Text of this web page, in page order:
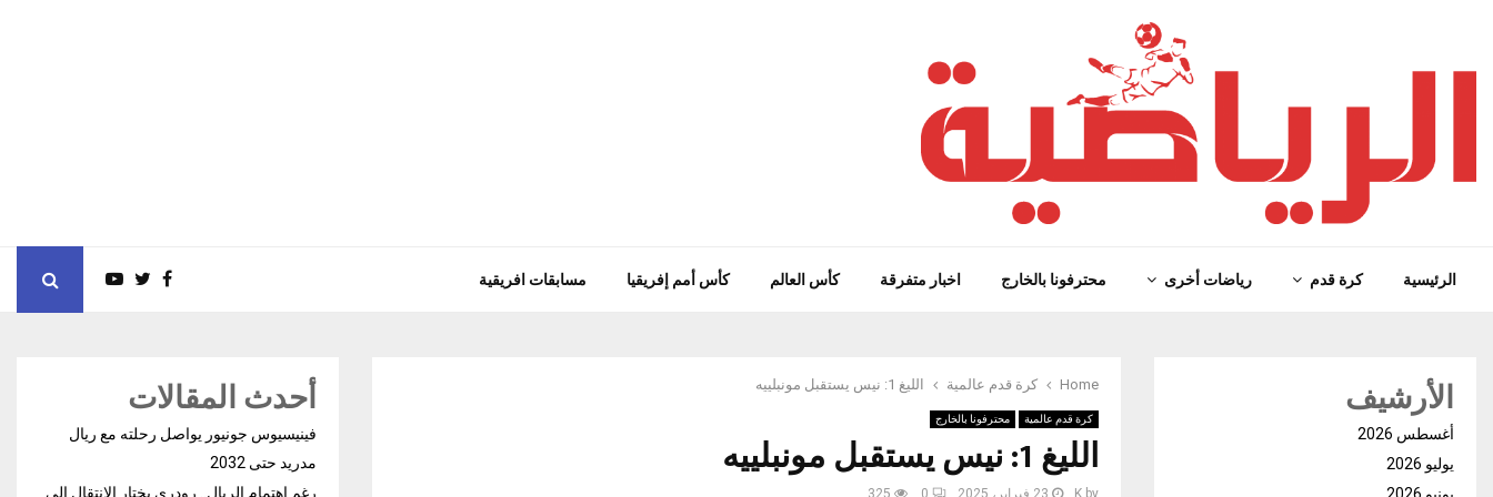
الرئيسية كرة قدم رياضات أخرى محترفونا بالخارج اخبار متفرقة كأس العالم كأس أمم إفريقيا مسابقات افريقية
Home كرة قدم عالمية الليغ 1: نيس يستقبل مونبلييه
كرة قدم عالمية محترفونا بالخارج
الليغ 1: نيس يستقبل مونبلييه
by
K 23 فبراير، 2025 0
325
الأرشيف
أغسطس 2026
يوليو 2026
يونيو 2026
أحدث المقالات
فينيسيوس جونيور يواصل رحلته مع ريال
مدريد حتى 2032
رغم إهتمام الريال.. رودري يختار الإنتقال إلى